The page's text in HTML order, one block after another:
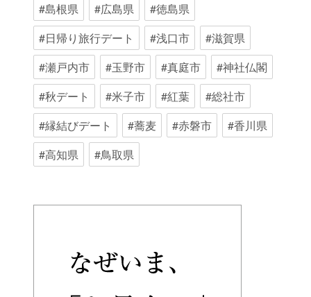
#島根県
#広島県
#徳島県
#日帰り旅行デート
#浅口市
#滋賀県
#瀬戸内市
#玉野市 #真庭市
#神社仏閣
#秋デート
#米子市 #紅葉
#総社市
#縁結びデート
#蕎麦 #赤磐市
#香川県
#高知県
#鳥取県